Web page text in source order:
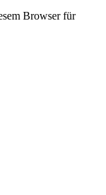
Browser für